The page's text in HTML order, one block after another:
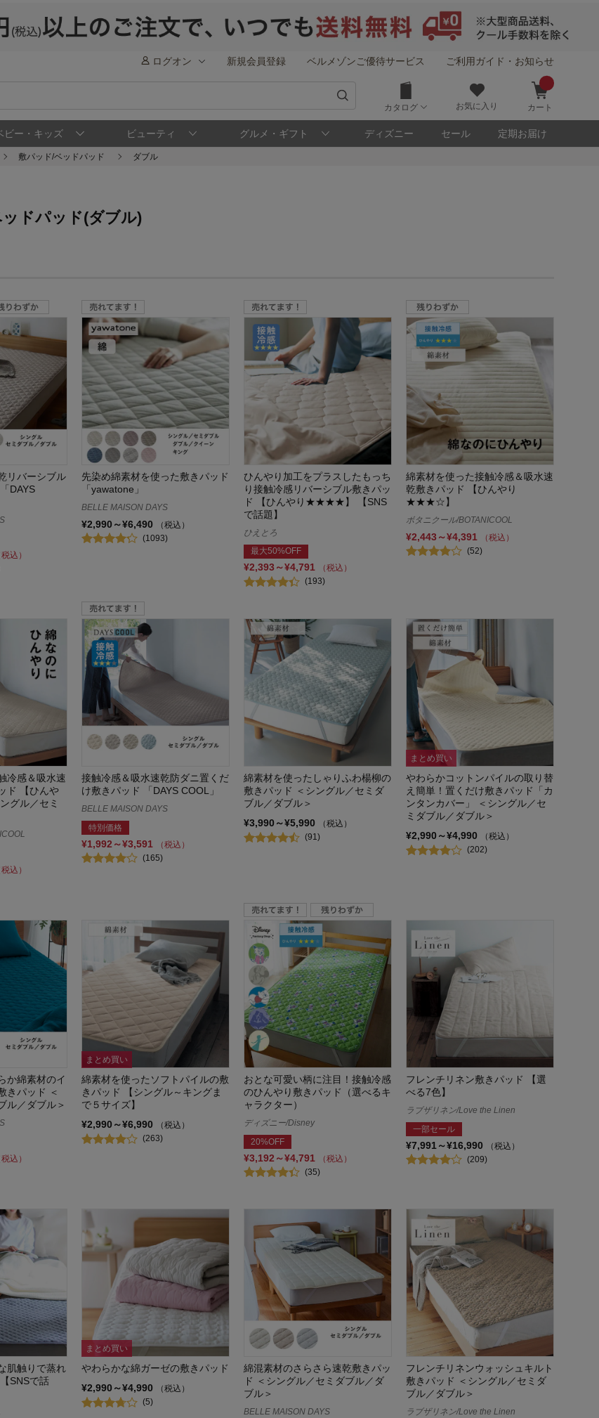
ログオン 新規会員登録 ベルメゾンご優待サービス ご利用ガイド・お知らせ
カタログ お気に入り カート
ビー・キッズ ビューティ グルメ・ギフト ディズニー セール 定期お届け
敷パッド/ベッドパッド ダブル
ドパッド(ダブル)
リバーシブル
DAYS
税込）
先染め綿素材を使った敷きパッド
「yawatone」
BELLE MAISON DAYS
¥2,990～¥6,490
（税込）
(1093)
ひんやり加工をプラスしたもっち
り接触冷感リバーシブル敷きパッ
ド 【ひんやり★★★★】 【SNS
で話題】
ひえとろ
最大50%OFF
¥2,393～¥4,791
（税込）
(193)
綿素材を使った接触冷感＆吸水速
乾敷きパッド 【ひんやり
★★★☆】
ボタニクール/BOTANICOOL
¥2,443～¥4,391
（税込）
(52)
冷感＆吸水速
ド 【ひんや
ル／セミ
税込）
接触冷感＆吸水速乾防ダニ置くだ
け敷きパッド 「DAYS COOL」
BELLE MAISON DAYS
特別価格
¥1,992～¥3,591
（税込）
(165)
綿素材を使ったしゃりふわ楊柳の
敷きパッド ＜シングル／セミダ
ブル／ダブル＞
¥3,990～¥5,990
（税込）
(91)
まとめ買い
やわらかコットンパイルの取り替
え簡単！置くだけ敷きパッド「カ
ンタンカバー」 ＜シングル／セ
ミダブル／ダブル＞
¥2,990～¥4,990
（税込）
(202)
か綿素材のイ
きパッド ＜
ル／ダブル＞
税込）
まとめ買い
綿素材を使ったソフトパイルの敷
きパッド 【シングル～キングま
で５サイズ】
¥2,990～¥6,990
（税込）
(263)
おとな可愛い柄に注目！接触冷感
のひんやり敷きパッド（選べるキ
ャラクター）
ディズニー/Disney
20%OFF
¥3,192～¥4,791
（税込）
(35)
フレンチリネン敷きパッド 【選
べる7色】
ラブザリネン/Love the Linen
一部セール
¥7,991～¥16,990
（税込）
(209)
肌触りで蒸れ
SNSで話
まとめ買い
やわらかな綿ガーゼの敷きパッド
¥2,990～¥4,990
（税込）
(5)
綿混素材のさらさら速乾敷きパッ
ド ＜シングル／セミダブル／ダ
ブル＞
BELLE MAISON DAYS
フレンチリネンウォッシュキルト
敷きパッド ＜シングル／セミダ
ブル／ダブル＞
ラブザリネン/Love the Linen